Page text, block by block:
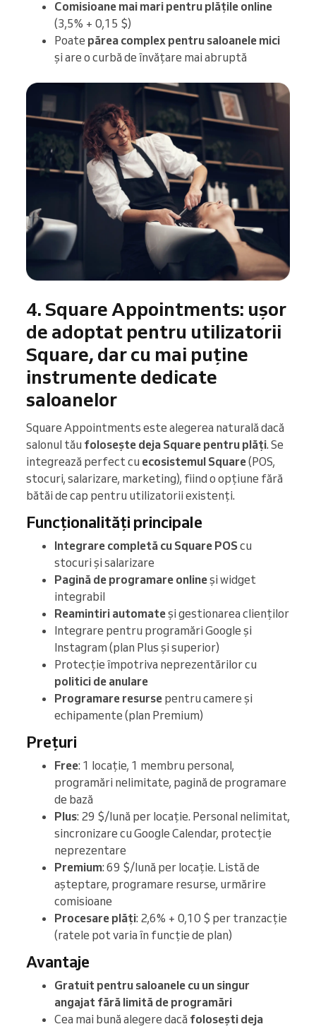
Comisioane mai mari pentru plățile online
(3,5% + 0,15 $)
Poate părea complex pentru saloanele mici
și are o curbă de învățare mai abruptă
4. Square Appointments: ușor
de adoptat pentru utilizatorii
Square, dar cu mai puține
instrumente dedicate
saloanelor
Square Appointments este alegerea naturală dacă
salonul tău folosește deja Square pentru plăți. Se
integrează perfect cu ecosistemul Square(POS,
stocuri, salarizare, marketing), fiind o opțiune fără
bătăi de cap pentru utilizatorii existenți.
Funcționalități principale
Integrare completă cu Square POScu
stocuri și salarizare
Pagină de programare onlineși widget
integrabil
Reamintiri automateși gestionarea clienților
Integrare pentru programări Google și
Instagram (plan Plus și superior)
Protecție împotriva neprezentărilor cu
politici de anulare
Programare resurse pentru camere și
echipamente (plan Premium)
Prețuri
Free: 1 locație, 1 membru personal,
programări nelimitate, pagină de programare
de bază
Plus: 29 $/lună per locație. Personal nelimitat,
sincronizare cu Google Calendar, protecție
neprezentare
Premium: 69 $/lună per locație. Listă de
așteptare, programare resurse, urmărire
comisioane
Procesare plăți: 2,6% + 0,10 $ per tranzacție
(ratele pot varia în funcție de plan)
Avantaje
Gratuit pentru saloanele cu un singur
angajat fără limită de programări
Cea mai bună alegere dacă folosești deja